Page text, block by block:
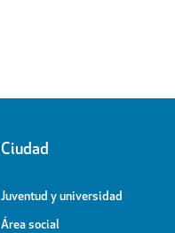
Ciudad
Juventud y universidad
Área social